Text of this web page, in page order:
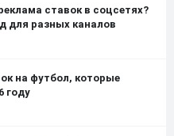
ставок в соцсетях?
для разных каналов
на футбол, которые
году